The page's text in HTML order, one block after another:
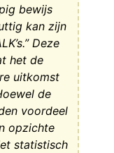
bewijs
kan zijn
Deze
het de
uitkomst
de
voordeel
opzichte
statistisch